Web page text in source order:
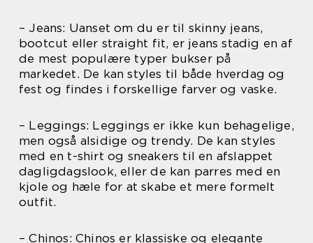
– Jeans: Uanset om du er til skinny jeans,
bootcut eller straight fit, er jeans stadig en af
de mest populære typer bukser på
markedet. De kan styles til både hverdag og
fest og findes i forskellige farver og vaske.
– Leggings: Leggings er ikke kun behagelige,
men også alsidige og trendy. De kan styles
med en t-shirt og sneakers til en afslappet
dagligdagslook, eller de kan parres med en
kjole og hæle for at skabe et mere formelt
outfit.
– Chinos: Chinos er klassiske og elegante